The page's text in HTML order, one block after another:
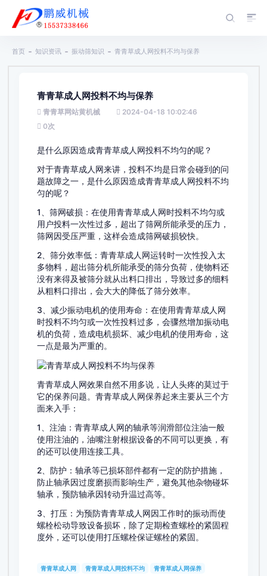
首页 知识资讯 振动筛知识 青青草成人网投料不均与保养
青青草成人网投料不均与保养
青青草网站黄机械
2024-04-18 10:02:46
0次
是什么原因造成青青草成人网投料不均匀的呢？
对于青青草成人网来讲，投料不均是日常会碰到的问
题故障之一，是什么原因造成青青草成人网投料不均
匀的呢？
1、筛网破损：在使用青青草成人网时投料不均匀或
用户投料一次性过多，超出了筛网所能承受的压力，
筛网因受压严重，这样会造成筛网破损较快。
2、筛分效率低：青青草成人网运转时一次性投入太
多物料，超出筛分机所能承受的筛分负荷，使物料还
没有来得及被筛分就从出料口排出，导致过多的细料
从粗料口排出，会大大的降低了筛分效率。
3、减少振动电机的使用寿命：在使用青青草成人网
时投料不均匀或一次性投料过多，会骤然增加振动电
机的负荷，造成电机损坏、减少电机的使用寿命，这
一点是最为严重的。
青青草成人网效果自然不用多说，让人头疼的莫过于
它的保养问题。青青草成人网保养起来主要从三个方
面来入手：
1、注油：青青草成人网的轴承等润滑部位注油一般
使用注油的，油嘴注射根据设备的不同可以更换，有
的还可以使用连接工具。
2、防护：轴承等已损坏部件都有一定的防护措施，
防止轴承因过度磨损而影响生产，避免其他杂物碰坏
轴承，预防轴承因转动升温过高等。
3、打压：为预防青青草成人网因工作时的振动而使
螺栓松动导致设备损坏，除了定期检查螺栓的紧固程
度外，还可以使用打压螺栓保证螺栓的紧固。
青青草成人网 青青草成人网投料不均 青青草成人网保养